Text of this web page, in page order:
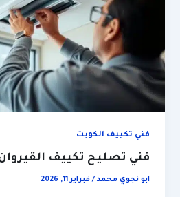
فني تكييف الكويت
فني تصليح تكييف
ابو نجوي محمد/فبراير 11, 2026